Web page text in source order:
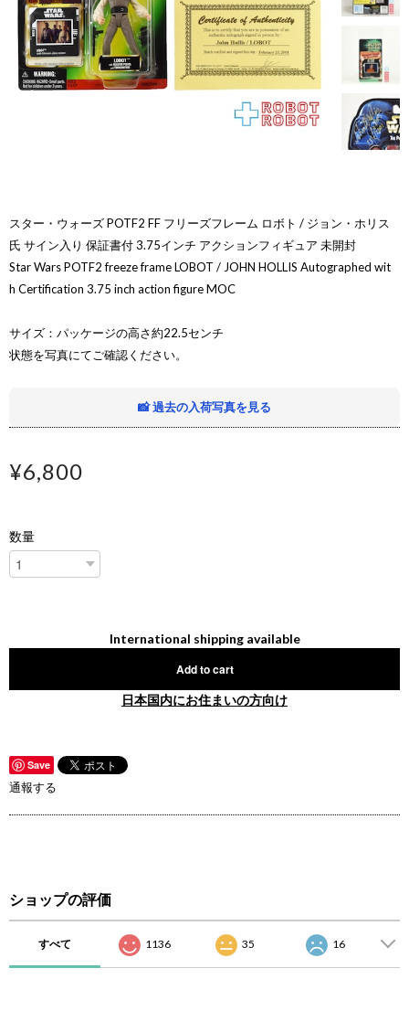
スター・ウォーズ POTF2 FF フリーズフレーム ロボト / ジョン・ホリス
氏 サイン入り 保証書付 3.75インチ アクションフィギュア 未開封
Star Wars POTF2 freeze frame LOBOT / JOHN HOLLIS Autographed wit
h Certification 3.75 inch action figure MOC
サイズ：パッケージの高さ約22.5センチ
状態を写真にてご確認ください。
📸 過去の入荷写真を見る
¥6,800
数量
International shipping available
Add to cart
日本国内にお住まいの方向け
Save
通報する
ショップの評価
すべて 1136 35 16